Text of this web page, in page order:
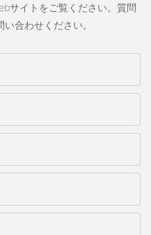
サイトをご覧ください。質問
合わせください。